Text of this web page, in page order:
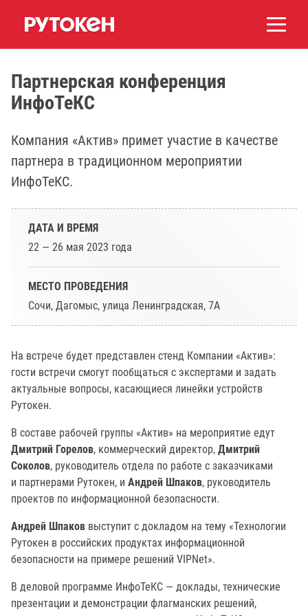
Партнерская конференция
ИнфоТеКС
Компания «Актив» примет участие в качестве
партнера в традиционном мероприятии
ИнфоТеКС.
ДАТА И ВРЕМЯ
22 — 26 мая 2023 года
МЕСТО ПРОВЕДЕНИЯ
Сочи, Дагомыс, улица Ленинградская, 7А
На встрече будет представлен стенд Компании «Актив»:
гости встречи смогут пообщаться с экспертами и задать
актуальные вопросы, касающиеся линейки устройств
Рутокен.
В составе рабочей группы «Актив» на мероприятие едут
Дмитрий Горелов, коммерческий директор, Дмитрий
Соколов, руководитель отдела по работе с заказчиками
и партнерами Рутокен, и Андрей Шпаков, руководитель
проектов по информационной безопасности.
Андрей Шпаков выступит с докладом на тему «Технологии
Рутокен в российских продуктах информационной
безопасности на примере решений VIPNet».
В деловой программе ИнфоТеКС — доклады, технические
презентации и демонстрации флагманских решений,